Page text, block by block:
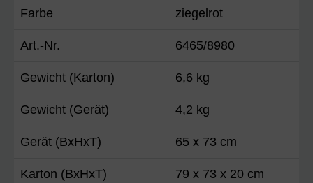
Farbe ziegelrot
Art.-Nr. 6465/8980
Gewicht (Karton) 6,6 kg
Gewicht (Gerät) 4,2 kg
Gerät (BxHxT) 65 x 73 cm
Karton (BxHxT) 79 x 73 x 20 cm